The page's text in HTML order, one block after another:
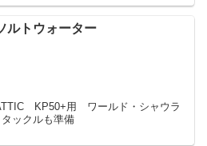
ルトウォーター
KP50+用 ワールド・シャウラ
ックルも準備